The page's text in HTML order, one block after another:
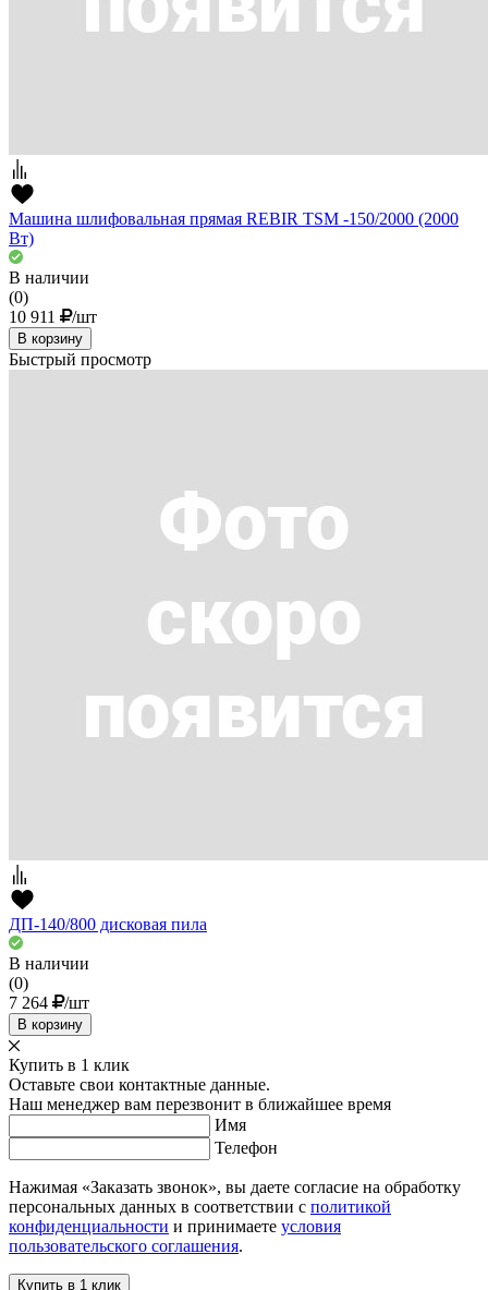
Машина шлифовальная прямая REBIR TSM -150/2000 (2000
Вт)
В наличии
(0)
10 911
/шт
В корзину
Быстрый просмотр
ДП-140/800 дисковая пила
В наличии
(0)
7 264
/шт
В корзину
Купить в 1 клик
Оставьте свои контактные данные.
Наш менеджер вам перезвонит в ближайшее время
Имя
Телефон
Нажимая «Заказать звонок», вы даете согласие на обработку
персональных данных в соответствии с политикой
конфиденциальности и принимаете условия
пользовательского соглашения.